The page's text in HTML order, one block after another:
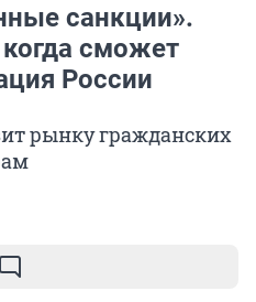
санкции».
сможет
России
рынку гражданских